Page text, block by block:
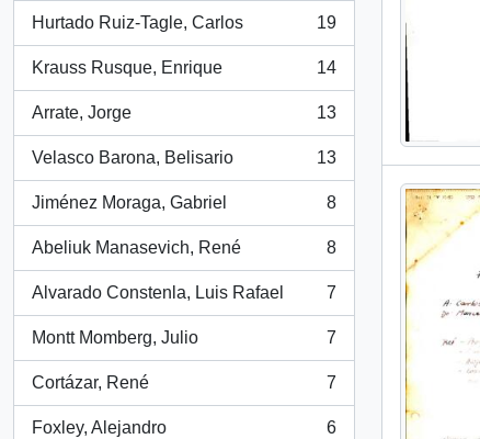
Hurtado Ruiz-Tagle, Carlos
, 19 resultados
19
Krauss Rusque, Enrique
, 14 resultados
14
Arrate, Jorge
, 13 resultados
13
Velasco Barona, Belisario
, 13 resultados
13
Jiménez Moraga, Gabriel
, 8 resultados
8
Abeliuk Manasevich, René
, 8 resultados
8
Alvarado Constenla, Luis Rafael
, 7 resultados
7
Montt Momberg, Julio
, 7 resultados
7
Cortázar, René
, 7 resultados
7
Foxley, Alejandro 6